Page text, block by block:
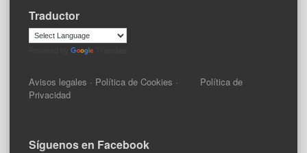
Traductor
Avisos legales · Política de Cookies · Política de
Privacidad
Síguenos en Facebook